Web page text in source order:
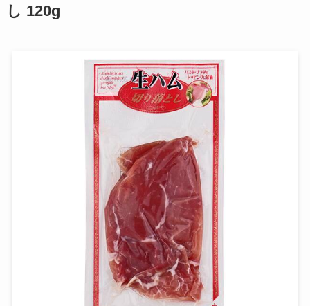
し 120g